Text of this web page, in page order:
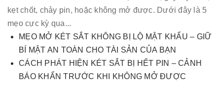
kẹt chốt, chảy pin, hoặc không mở được. Dưới đây là 5
mẹo cực kỳ qua...
MẸO MỞ KÉT SẮT KHÔNG BỊ LỘ MẬT KHẨU – GIỮ
BÍ MẬT AN TOÀN CHO TÀI SẢN CỦA BẠN
CÁCH PHÁT HIỆN KÉT SẮT BỊ HẾT PIN – CẢNH
BÁO KHẨN TRƯỚC KHI KHÔNG MỞ ĐƯỢC